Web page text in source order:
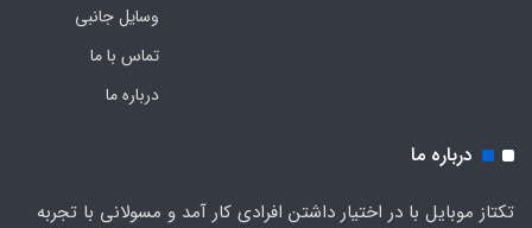
وسایل جانبی
تماس با ما
درباره ما
درباره ما
تکتاز موبایل با در اختیار داشتن افرادی کار آمد و مسولانی با تجربه